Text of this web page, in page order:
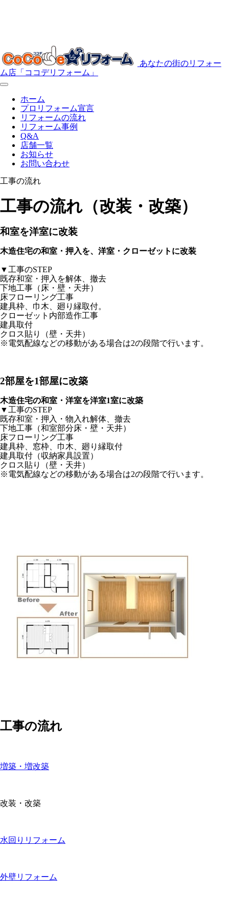
あなたの街のリフォー
ム店「ココデリフォーム」
ホーム
プロリフォーム宣言
リフォームの流れ
リフォーム事例
Q&A
店舗一覧
お知らせ
お問い合わせ
工事の流れ
工事の流れ（改装・改築）
和室を洋室に改装
木造住宅の和室・押入を、洋室・クローゼットに改装
▼工事のSTEP
既存和室・押入を解体、撤去
下地工事（床・壁・天井）
床フローリング工事
建具枠、巾木、廻り縁取付。
クローゼット内部造作工事
建具取付
クロス貼り（壁・天井）
※電気配線などの移動がある場合は2の段階で行います。
2部屋を1部屋に改築
木造住宅の和室・洋室を洋室1室に改築
▼工事のSTEP
既存和室・押入・物入れ解体、撤去
下地工事（和室部分床・壁・天井）
床フローリング工事
建具枠、窓枠、巾木、廻り縁取付
建具取付（収納家具設置）
クロス貼り（壁・天井）
※電気配線などの移動がある場合は2の段階で行います。
工事の流れ
増築・増改築
改装・改築
水回りリフォーム
外壁リフォーム